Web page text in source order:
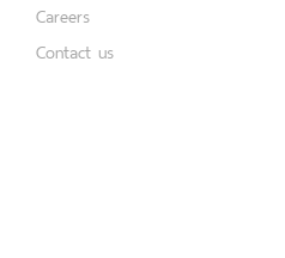
Careers
Contact us